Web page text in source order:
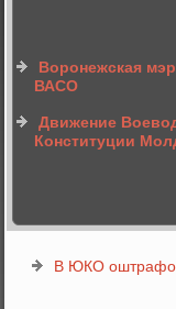
Воронежская
ВАСО
Движение
Конституции
В ЮКО